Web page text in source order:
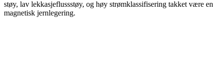
støy, lav lekkasjeflussstøy, og høy strømklassifisering takket være en
magnetisk jernlegering.